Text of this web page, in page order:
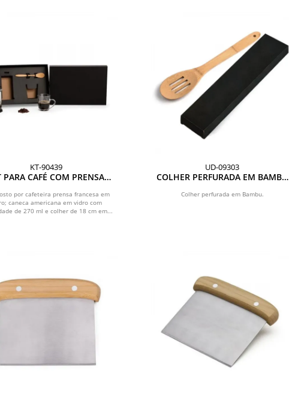
KT-90439
PARA CAFÉ COM PRENSA
por cafeteira prensa francesa em
caneca americana em vidro com
de 270 ml e colher de 18 cm em...
UD-09303
COLHER PERFURADA EM BAMBU
Colher perfurada em Bambu.